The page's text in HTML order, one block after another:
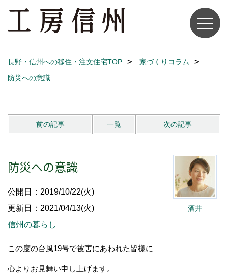
長野・信州への移住・注文住宅TOP
家づくりコラム
防災への意識
前の記事 一覧 次の記事
酒井
防災への意識
公開日：2019/10/22(火)
更新日：2021/04/13(火)
信州の暮らし
この度の台風19号で被害にあわれた皆様に
心よりお見舞い申し上げます。